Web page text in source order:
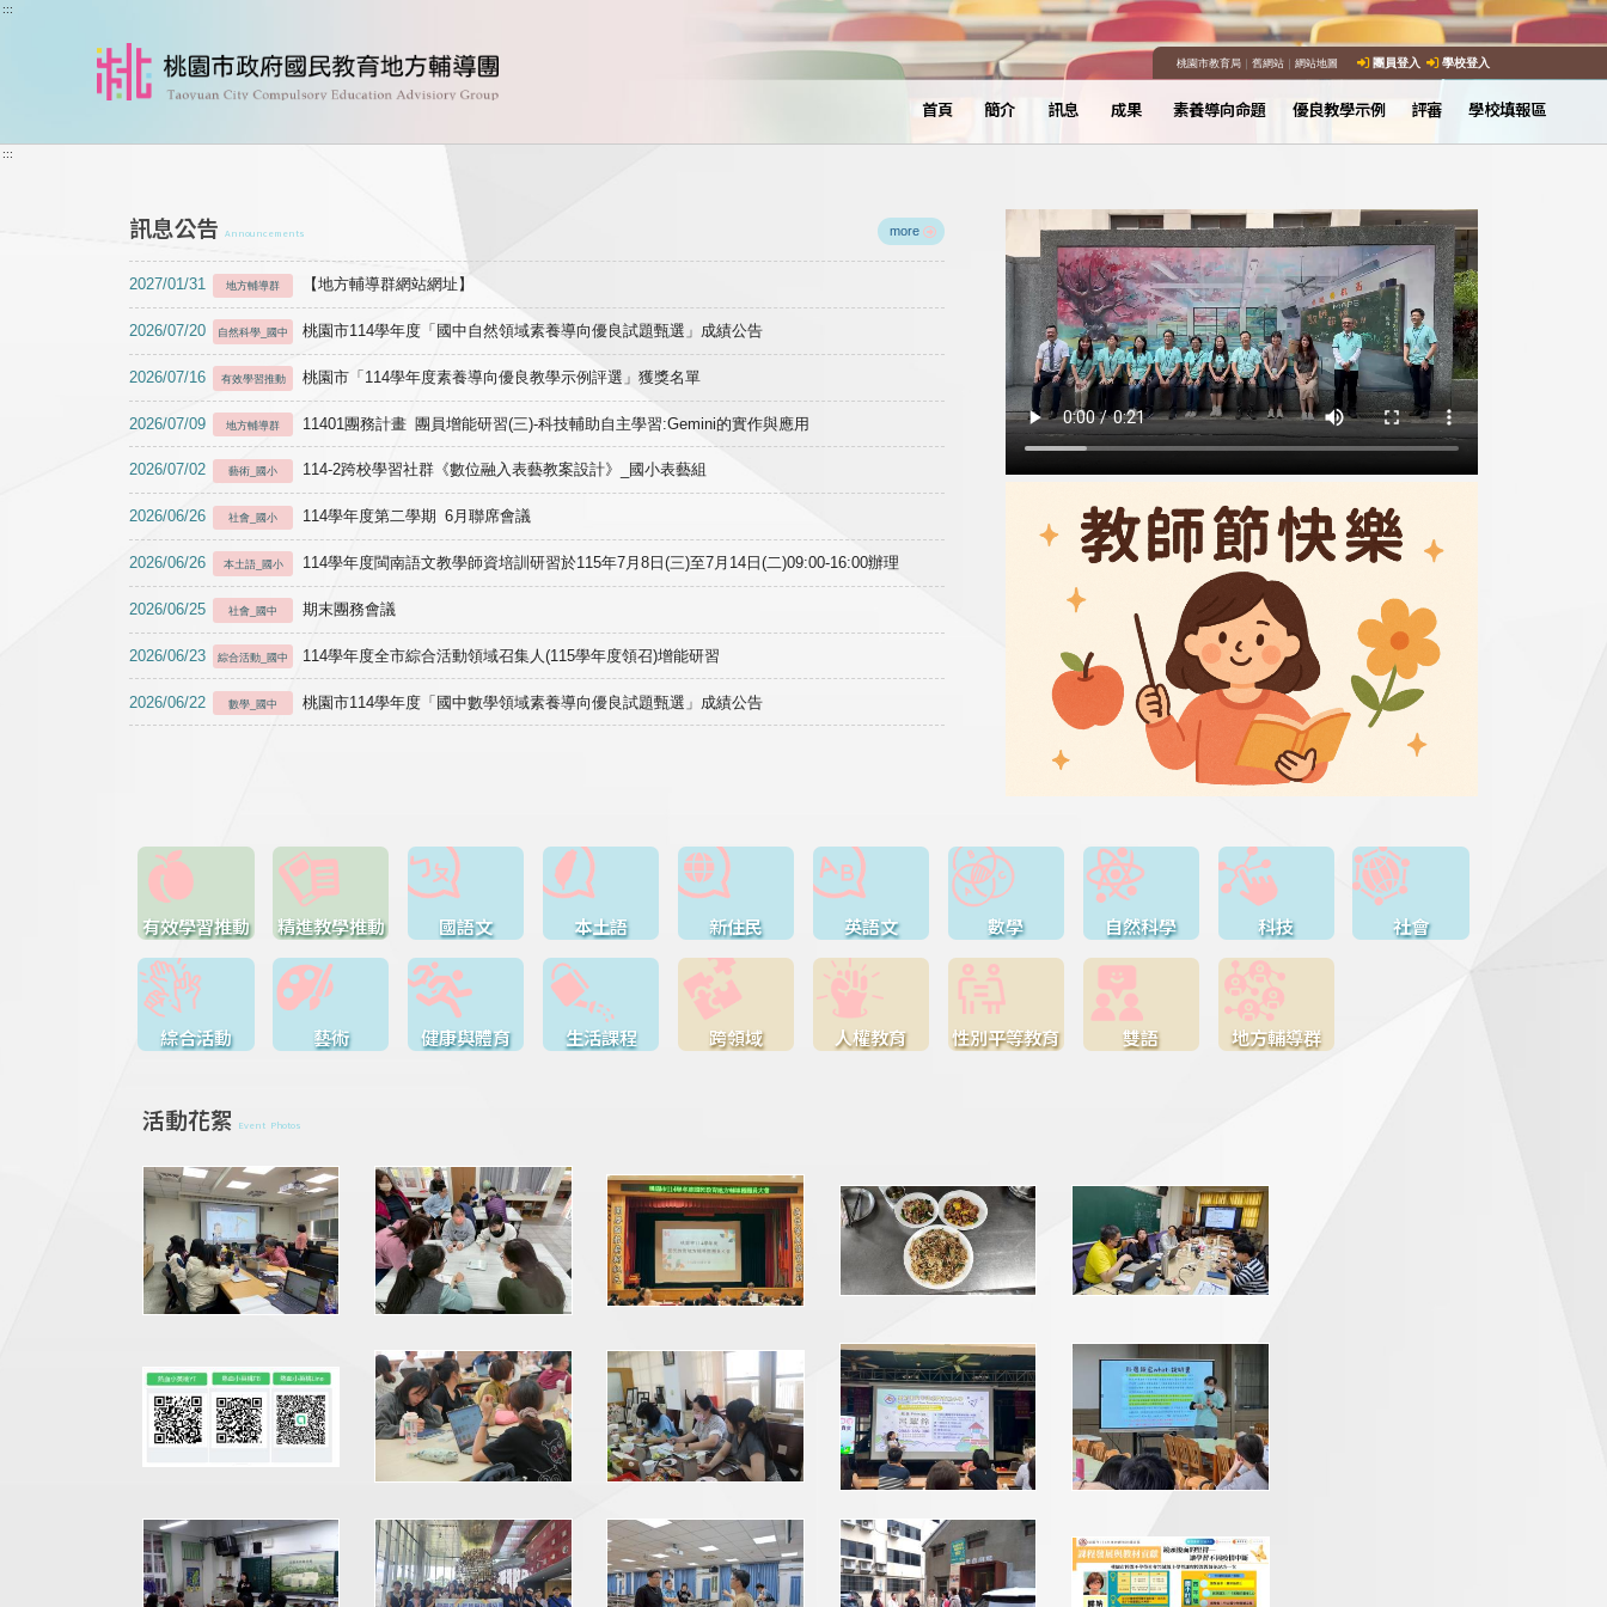
跳到主要內容
:::
桃園市教育局｜ 舊網站｜ 網站地圖 團員登入 學校登入
首頁 簡介 訊息 成果 素養導向命題 優良教學示例 評審 學校填報區
:::
訊息公告 Announcements more
2027/01/31 地方輔導群 【地方輔導群網站網址】
2026/07/20 自然科學_國中 桃園市114學年度「國中自然領域素養導向優良試題甄選」成績公告
2026/07/16 有效學習推動 桃園市「114學年度素養導向優良教學示例評選」獲獎名單
2026/07/09 地方輔導群 11401團務計畫 團員增能研習(三)-科技輔助自主學習:Gemini的實作與應用
2026/07/02 藝術_國小 114-2跨校學習社群《數位融入表藝教案設計》_國小表藝組
2026/06/26 社會_國小 114學年度第二學期 6月聯席會議
2026/06/26 本土語_國小 114學年度閩南語文教學師資培訓研習於115年7月8日(三)至7月14日(二)09:00-16:00辦理
2026/06/25 社會_國中 期末團務會議
2026/06/23 綜合活動_國中 114學年度全市綜合活動領域召集人(115學年度領召)增能研習
2026/06/22 數學_國中 桃園市114學年度「國中數學領域素養導向優良試題甄選」成績公告
有效學習推動 精進教學推動 國語文 本土語 新住民 英語文 數學 自然科學 科技 社會
綜合活動 藝術 健康與體育 生活課程 跨領域 人權教育 性別平等教育 雙語 地方輔導群
活動花絮 Event Photos